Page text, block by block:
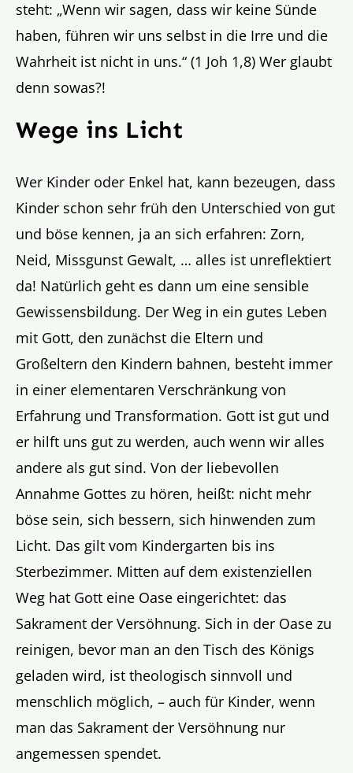
steht: „Wenn wir sagen, dass wir keine Sünde
haben, führen wir uns selbst in die Irre und die
Wahrheit ist nicht in uns.“ (1 Joh 1,8) Wer glaubt
denn sowas?!
Wege ins Licht
Wer Kinder oder Enkel hat, kann bezeugen, dass
Kinder schon sehr früh den Unterschied von gut
und böse kennen, ja an sich erfahren: Zorn,
Neid, Missgunst Gewalt, … alles ist unreflektiert
da! Natürlich geht es dann um eine sensible
Gewissensbildung. Der Weg in ein gutes Leben
mit Gott, den zunächst die Eltern und
Großeltern den Kindern bahnen, besteht immer
in einer elementaren Verschränkung von
Erfahrung und Transformation. Gott ist gut und
er hilft uns gut zu werden, auch wenn wir alles
andere als gut sind. Von der liebevollen
Annahme Gottes zu hören, heißt: nicht mehr
böse sein, sich bessern, sich hinwenden zum
Licht. Das gilt vom Kindergarten bis ins
Sterbezimmer. Mitten auf dem existenziellen
Weg hat Gott eine Oase eingerichtet: das
Sakrament der Versöhnung. Sich in der Oase zu
reinigen, bevor man an den Tisch des Königs
geladen wird, ist theologisch sinnvoll und
menschlich möglich, – auch für Kinder, wenn
man das Sakrament der Versöhnung nur
angemessen spendet.